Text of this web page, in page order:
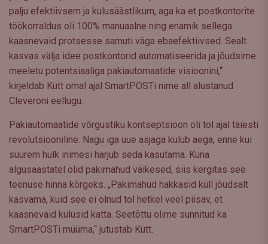
palju efektiivsem ja kulusäästlikum, aga ka et postkontorite
töökorraldus oli 100% manuaalne ning enamik sellega
kaasnevaid protsesse samuti väga ebaefektiivsed. Sealt
kasvas välja idee postkontorid automatiseerida ja jõudsime
meeletu potentsiaaliga pakiautomaatide visioonini,“
kirjeldab Kütt omal ajal SmartPOSTi nime all alustanud
Cleveroni eellugu.
Pakiautomaatide võrgustiku kontseptsioon oli tol ajal täiesti
revolutsiooniline. Nagu iga uue asjaga kulub aega, enne kui
suurem hulk inimesi harjub seda kasutama. Kuna
algusaastatel olid pakimahud väikesed, siis kergitas see
teenuse hinna kõrgeks. „Pakimahud hakkasid küll jõudsalt
kasvama, kuid see ei olnud tol hetkel veel piisav, et
kaasnevaid kulusid katta. Seetõttu olime sunnitud ka
SmartPOSTi müüma,“ jutustab Kütt.